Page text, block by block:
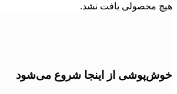
هیچ محصولی یافت نشد.
خوش‌پوشی از اینجا شروع می‌شود